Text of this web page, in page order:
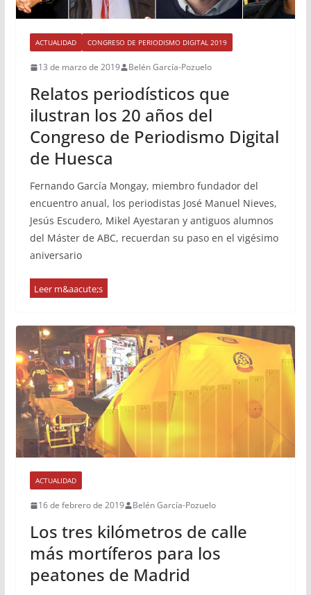
ACTUALIDAD CONGRESO DE PERIODISMO DIGITAL 2019
13 de marzo de 2019 Belén García-Pozuelo
Relatos periodísticos que
ilustran los 20 años del
Congreso de Periodismo Digital
de Huesca
Fernando García Mongay, miembro fundador del
encuentro anual, los periodistas José Manuel Nieves,
Jesús Escudero, Mikel Ayestaran y antiguos alumnos
del Máster de ABC, recuerdan su paso en el vigésimo
aniversario
ACTUALIDAD
16 de febrero de 2019 Belén García-Pozuelo
Los tres kilómetros de calle
más mortíferos para los
peatones de Madrid